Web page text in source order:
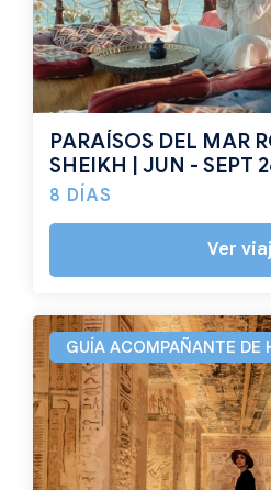
PARAÍSOS DEL MAR
SHEIKH | JUN - SEPT
8 DÍAS
Ver
GUÍA ACOMPAÑANTE DE